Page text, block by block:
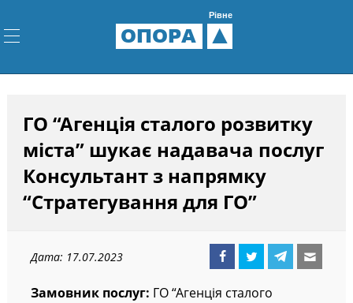
ОПОРА
Рівне
ГО “Агенція сталого розвитку
міста” шукає надавача послуг
Консультант з напрямку
“Стратегування для ГО”
Дата: 17.07.2023
Замовник послуг: ГО “Агенція сталого